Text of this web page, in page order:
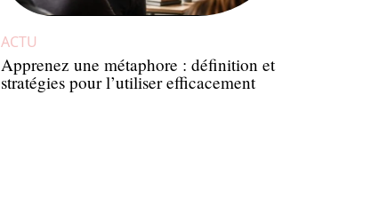
ACTU
Apprenez une métaphore : définition et
stratégies pour l’utiliser efficacement